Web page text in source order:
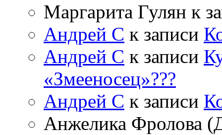
Маргарита Гулян к
Андрей С к записи
Андрей С к записи
«Змееносец»???
Андрей С к записи
Анжелика Фролова